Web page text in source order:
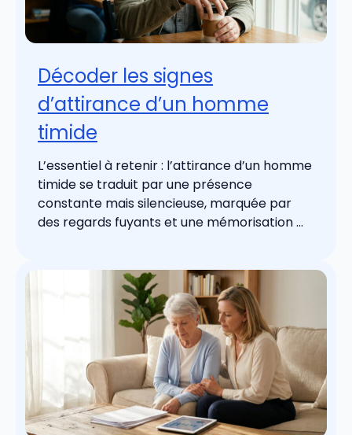
Décoder les signes
d’attirance d’un homme
timide
L’essentiel à retenir : l’attirance d’un homme
timide se traduit par une présence
constante mais silencieuse, marquée par
des regards fuyants et une mémorisation ...